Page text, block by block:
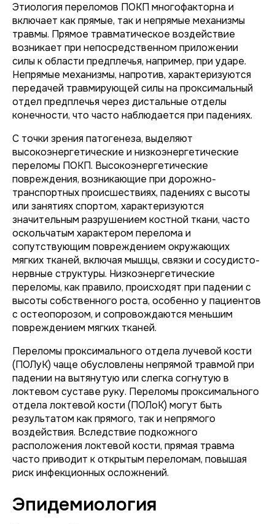
Этиология переломов ПОКП многофакторна и
включает как прямые, так и непрямые механизмы
травмы. Прямое травматическое воздействие
возникает при непосредственном приложении
силы к области предплечья, например, при ударе.
Непрямые механизмы, напротив, характеризуются
передачей травмирующей силы на проксимальный
отдел предплечья через дистальные отделы
конечности, что часто наблюдается при падениях.
С точки зрения патогенеза, выделяют
высокоэнергетические и низкоэнергетические
переломы ПОКП. Высокоэнергетические
повреждения, возникающие при дорожно-
транспортных происшествиях, падениях с высоты
или занятиях спортом, характеризуются
значительным разрушением костной ткани, часто
оскольчатым характером перелома и
сопутствующим повреждением окружающих
мягких тканей, включая мышцы, связки и сосудисто-
нервные структуры. Низкоэнергетические
переломы, как правило, происходят при падении с
высоты собственного роста, особенно у пациентов
с остеопорозом, и сопровождаются меньшим
повреждением мягких тканей.
Переломы проксимального отдела лучевой кости
(ПОЛуК) чаще обусловлены непрямой травмой при
падении на вытянутую или слегка согнутую в
локтевом суставе руку. Переломы проксимального
отдела локтевой кости (ПОЛоК) могут быть
результатом как прямого, так и непрямого
воздействия. Вследствие подкожного
расположения локтевой кости, прямая травма
часто приводит к открытым переломам, повышая
риск инфекционных осложнений.
Эпидемиология